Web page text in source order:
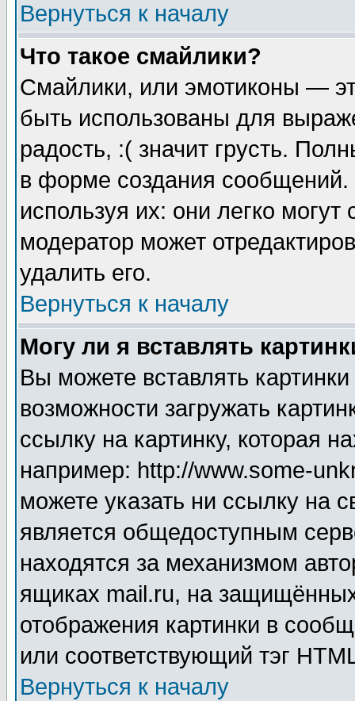
Вернуться к началу
Что такое смайлики?
Смайлики, или эмотиконы —
быть использованы для
радость, :( значит грусть.
в форме создания сообщений.
используя их: они легко
модератор может
удалить его.
Вернуться к началу
Могу ли я вставлять
Вы можете вставлять
возможности загружать
ссылку на картинку, которая
например: http://www.some-
можете указать ни ссылку на
является общедоступным
находятся за механизмом
ящиках mail.ru, на
отображения картинки в
или соответствующий тэг
Вернуться к началу